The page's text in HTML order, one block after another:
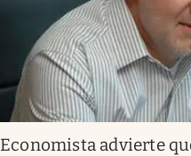
Economista advierte